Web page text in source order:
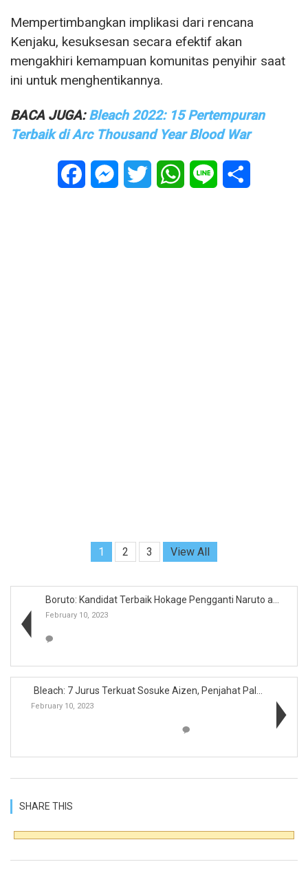
Mempertimbangkan implikasi dari rencana
Kenjaku, kesuksesan secara efektif akan
mengakhiri kemampuan komunitas penyihir saat
ini untuk menghentikannya.
BACA JUGA:Bleach 2022: 15 Pertempuran
Terbaik di Arc Thousand Year Blood War
FacebookMessenger
Twitter WhatsApp
Line
1 2 3 View All
Boruto: Kandidat Terbaik Hokage Pengganti Naruto a...
February 10, 2023
Bleach: 7 Jurus Terkuat Sosuke Aizen, Penjahat Pal...
February 10, 2023
SHARE THIS